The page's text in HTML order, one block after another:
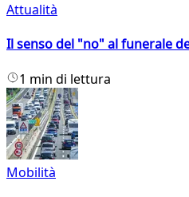
Attualità
Il senso del "no" al funerale
1 min di lettura
Mobilità